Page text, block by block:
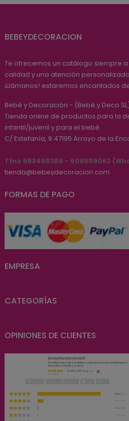
BEBEYDECORACION
Te ofrecemos un catálogo siempre
calidad y una atención
¡Llámanos! estaremos encantados
Bebé y Decoración - (Bebé y Deco
Tienda online de productos para la
infantil/juvenil y para el bebé.
C/ Estefanía, 9 47195 Arroyo de la
Tfno 983455389 - 608559062
tienda@bebeydecoracion.com
FORMAS DE PAGO
EMPRESA
CATEGORÍAS
OPINIONES DE CLIENTES